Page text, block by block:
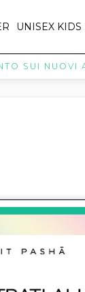
UNISEX KIDS
SUI NUOVI